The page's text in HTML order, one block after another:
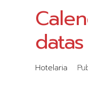
Hotelaria